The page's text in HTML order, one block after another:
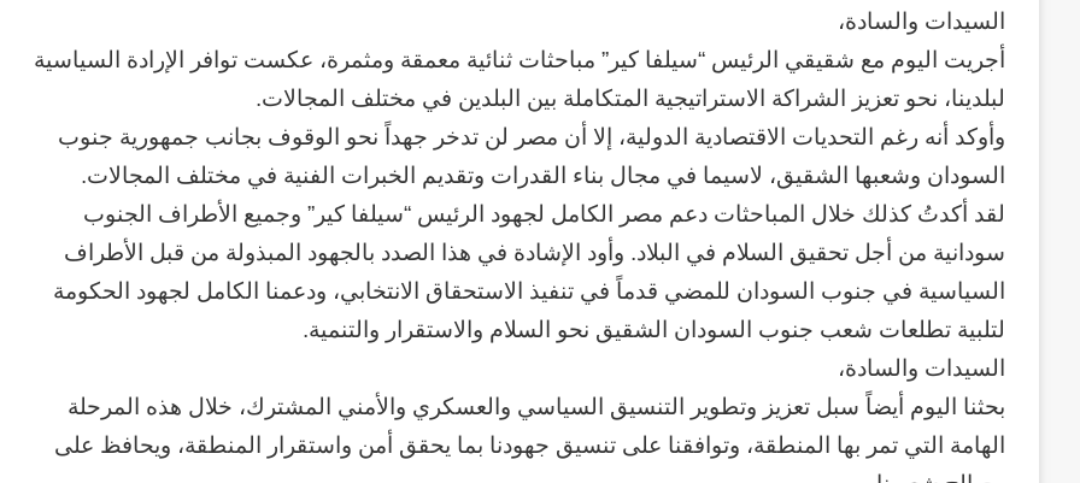
السيدات والسادة،
أجريت اليوم مع شقيقي الرئيس “سيلفا كير” مباحثات ثنائية معمقة ومثمرة، عكست توافر الإرادة السياسية
لبلدينا، نحو تعزيز الشراكة الاستراتيجية المتكاملة بين البلدين في مختلف المجالات.
وأوكد أنه رغم التحديات الاقتصادية الدولية، إلا أن مصر لن تدخر جهداً نحو الوقوف بجانب جمهورية جنوب
السودان وشعبها الشقيق، لاسيما في مجال بناء القدرات وتقديم الخبرات الفنية في مختلف المجالات.
لقد أكدتُ كذلك خلال المباحثات دعم مصر الكامل لجهود الرئيس “سيلفا كير” وجميع الأطراف الجنوب
سودانية من أجل تحقيق السلام في البلاد. وأود الإشادة في هذا الصدد بالجهود المبذولة من قبل الأطراف
السياسية في جنوب السودان للمضي قدماً في تنفيذ الاستحقاق الانتخابي، ودعمنا الكامل لجهود الحكومة
لتلبية تطلعات شعب جنوب السودان الشقيق نحو السلام والاستقرار والتنمية.
السيدات والسادة،
بحثنا اليوم أيضاً سبل تعزيز وتطوير التنسيق السياسي والعسكري والأمني المشترك، خلال هذه المرحلة
الهامة التي تمر بها المنطقة، وتوافقنا على تنسيق جهودنا بما يحقق أمن واستقرار المنطقة، ويحافظ على